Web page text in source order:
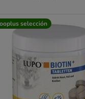
selección